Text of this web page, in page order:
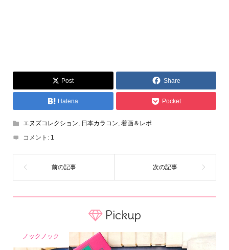
Post Share
Hatena Pocket
エヌズコレクション, 日本カラコン, 着画＆レポ
コメント: 1
Pickup
ノックノック